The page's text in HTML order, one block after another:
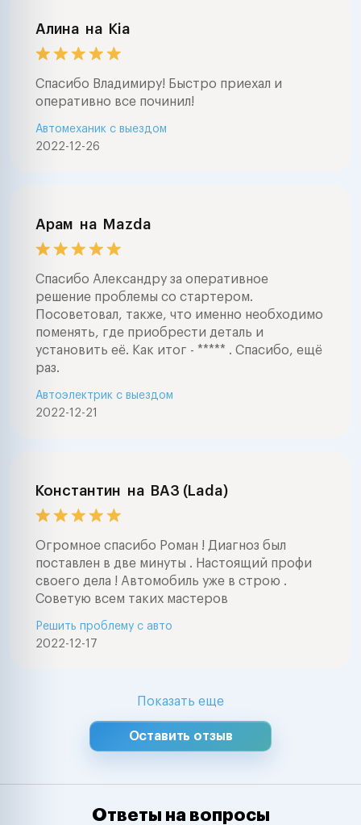
Алина на Kia
Спасибо Владимиру! Быстро приехал и
оперативно все починил!
2022-12-26
Автомеханик с выездом
Арам на Mazda
Спасибо Александру за оперативное
решение проблемы со стартером.
Посоветовал, также, что именно необходимо
поменять, где приобрести деталь и
установить её. Как итог - ***** . Спасибо, ещё
раз.
2022-12-21
Автоэлектрик с выездом
Константин на ВАЗ (Lada)
Огромное спасибо Роман ! Диагноз был
поставлен в две минуты . Настоящий профи
своего дела ! Автомобиль уже в строю .
Советую всем таких мастеров
2022-12-17
Решить проблему с авто
Показать еще
Оставить отзыв
Ответы на вопросы